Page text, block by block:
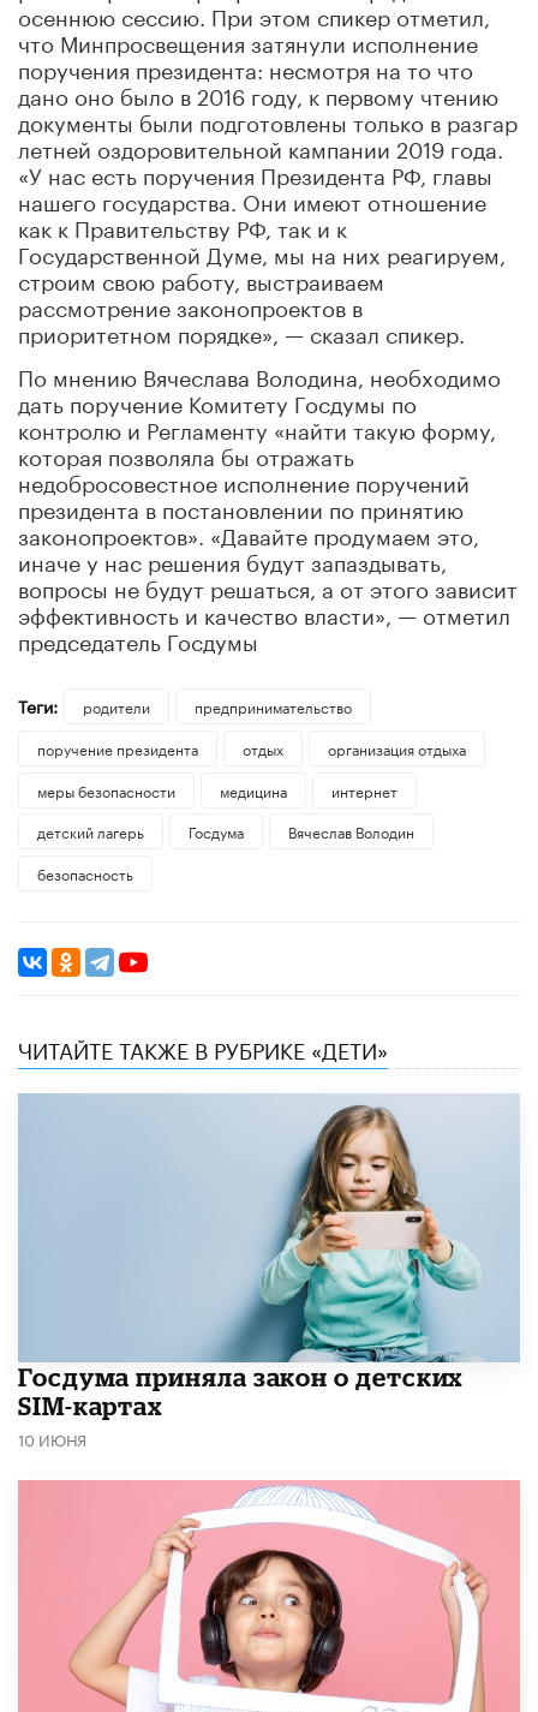
осеннюю сессию. При этом спикер отметил,
что Минпросвещения затянули исполнение
поручения президента: несмотря на то что
дано оно было в 2016 году, к первому чтению
документы были подготовлены только в разгар
летней оздоровительной кампании 2019 года.
«У нас есть поручения Президента РФ, главы
нашего государства. Они имеют отношение
как к Правительству РФ, так и к
Государственной Думе, мы на них реагируем,
строим свою работу, выстраиваем
рассмотрение законопроектов в
приоритетном порядке», — сказал спикер.
По мнению Вячеслава Володина, необходимо
дать поручение Комитету Госдумы по
контролю и Регламенту «найти такую форму,
которая позволяла бы отражать
недобросовестное исполнение поручений
президента в постановлении по принятию
законопроектов». «Давайте продумаем это,
иначе у нас решения будут запаздывать,
вопросы не будут решаться, а от этого зависит
эффективность и качество власти», — отметил
председатель Госдумы
Теги: родители
предпринимательство
поручение президента
отдых
организация отдыха
меры безопасности
медицина
интернет
детский лагерь
Госдума
Вячеслав Володин
безопасность
ЧИТАЙТЕ ТАКЖЕ В РУБРИКЕ «ДЕТИ»
Госдума приняла закон о детских
SIM-картах
10 ИЮНЯ